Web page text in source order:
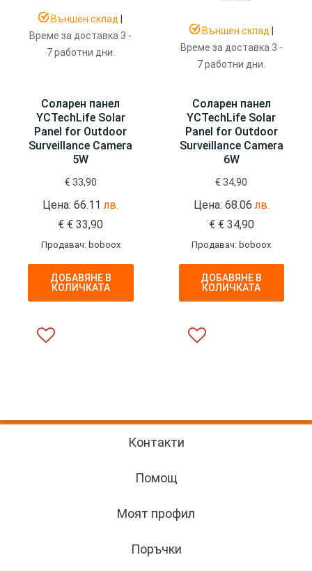
Външен склад
Време за доставка 3 -
7 работни дни.
Соларен панел
YCTechLife Solar
Panel for Outdoor
Surveillance Camera
5W
€ 33,90
Цена: 66.11лв.
€ € 33,90
Продавач: boboox
ДОБАВЯНЕ В
КОЛИЧКАТА
Външен склад
Време за доставка 3 -
7 работни дни.
Соларен панел
YCTechLife Solar
Panel for Outdoor
Surveillance Camera
6W
€ 34,90
Цена: 68.06 лв.
€ €34,90
Продавач: boboox
ДОБАВЯНЕ В
КОЛИЧКАТА
Контакти
Помощ
Моят профил
Поръчки